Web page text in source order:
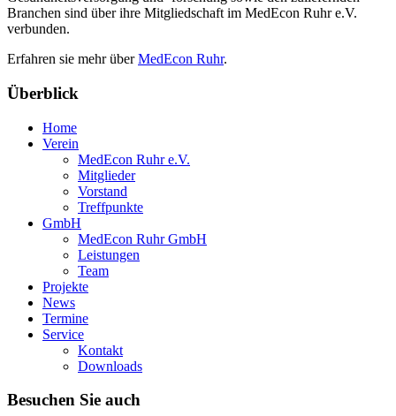
Branchen sind über ihre Mitgliedschaft im MedEcon Ruhr e.V.
verbunden.
Erfahren sie mehr überMedEcon Ruhr.
Überblick
Home
Verein
MedEcon Ruhr e.V.
Mitglieder
Vorstand
Treffpunkte
GmbH
MedEcon Ruhr GmbH
Leistungen
Team
Projekte
News
Termine
Service
Kontakt
Downloads
Besuchen Sie auch